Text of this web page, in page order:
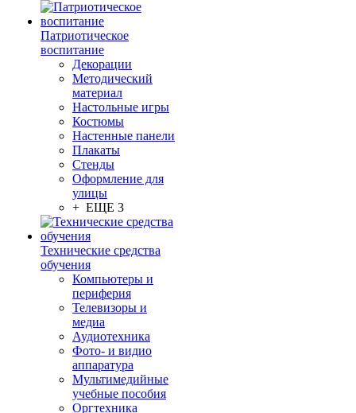
Патриотическое
воспитание
Декорации
Методический
материал
Настольные игры
Костюмы
Настенные панели
Плакаты
Стенды
Оформление для
улицы
+ ЕЩЕ 3
Технические средства
обучения
Компьютеры и
периферия
Телевизоры и
медиа
Аудиотехника
Фото- и видио
аппаратура
Мультимедийные
учебные пособия
Оргтехника